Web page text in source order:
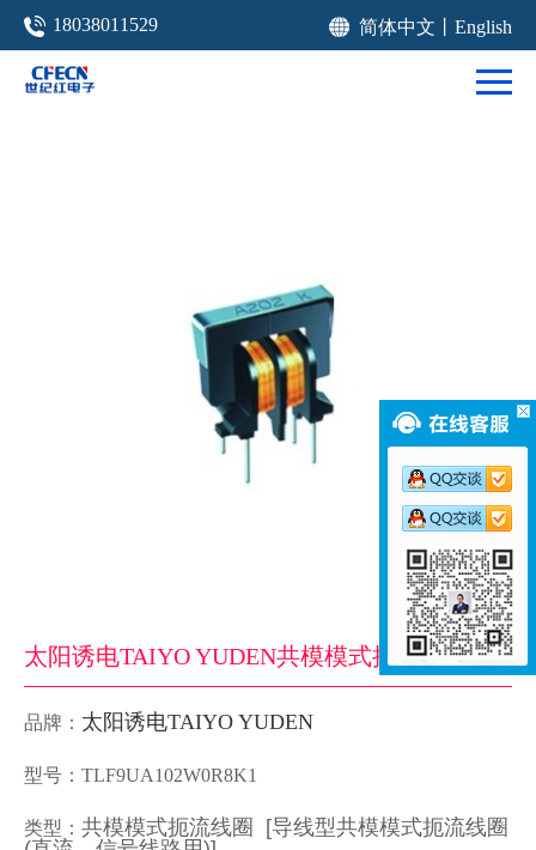
18038011529 简体中文 English
太阳诱电TAIYO YUDEN共模模式扼流线圈TLF9UA102W0R8K1
品牌： 太阳诱电TAIYO YUDEN
型号：TLF9UA102W0R8K1
类型： 共模模式扼流线圈 [导线型共模模式扼流线圈